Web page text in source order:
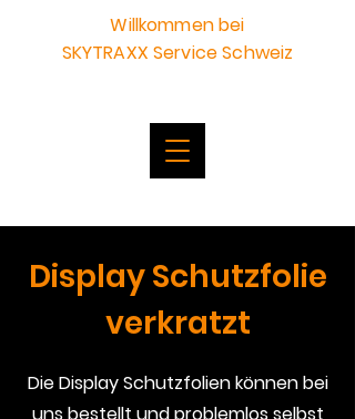
Willkommen bei
SKYTRAXX Service Schweiz
Display Schutzfolie
verkratzt
Die Display Schutzfolien können bei